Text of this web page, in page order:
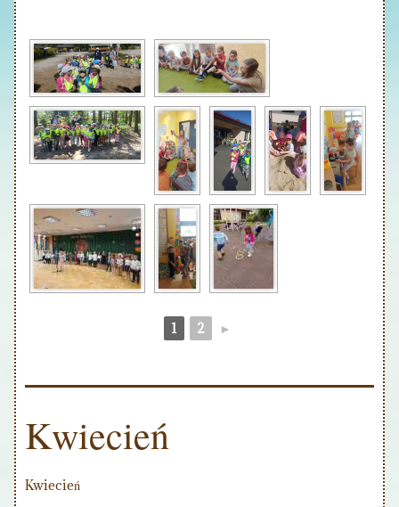
1 2 ►
Kwiecień
Kwiecień